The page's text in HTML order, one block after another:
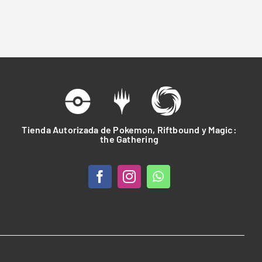
Tienda Autorizada de Pokemon, Riftbound y Magic:
the Gathering